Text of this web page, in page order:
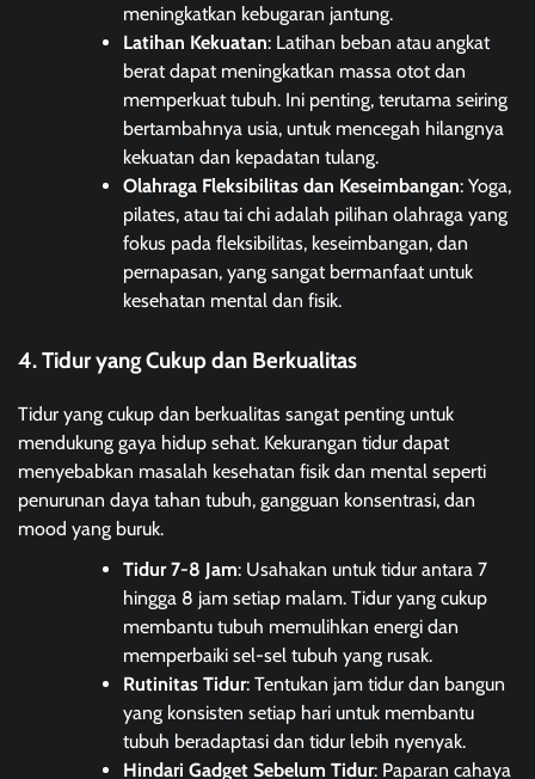
meningkatkan kebugaran jantung.
Latihan Kekuatan: Latihan beban atau angkat
berat dapat meningkatkan massa otot dan
memperkuat tubuh. Ini penting, terutama seiring
bertambahnya usia, untuk mencegah hilangnya
kekuatan dan kepadatan tulang.
Olahraga Fleksibilitas dan Keseimbangan: Yoga,
pilates, atau tai chi adalah pilihan olahraga yang
fokus pada fleksibilitas, keseimbangan, dan
pernapasan, yang sangat bermanfaat untuk
kesehatan mental dan fisik.
4. Tidur yang Cukup dan Berkualitas
Tidur yang cukup dan berkualitas sangat penting untuk
mendukung gaya hidup sehat. Kekurangan tidur dapat
menyebabkan masalah kesehatan fisik dan mental seperti
penurunan daya tahan tubuh, gangguan konsentrasi, dan
mood yang buruk.
Tidur 7-8 Jam: Usahakan untuk tidur antara 7
hingga 8 jam setiap malam. Tidur yang cukup
membantu tubuh memulihkan energi dan
memperbaiki sel-sel tubuh yang rusak.
Rutinitas Tidur: Tentukan jam tidur dan bangun
yang konsisten setiap hari untuk membantu
tubuh beradaptasi dan tidur lebih nyenyak.
Hindari Gadget Sebelum Tidur: Paparan cahaya